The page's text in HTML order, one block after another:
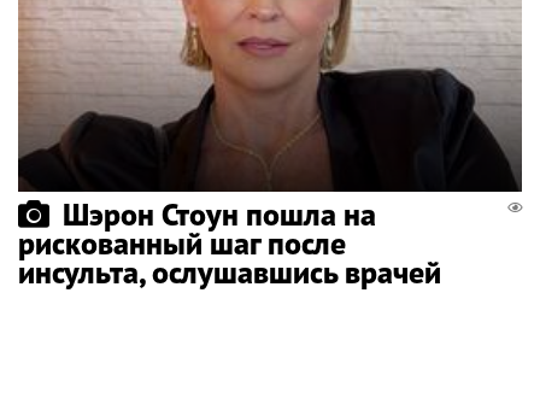
Шэрон Стоун пошла на
рискованный шаг после
инсульта, ослушавшись врачей